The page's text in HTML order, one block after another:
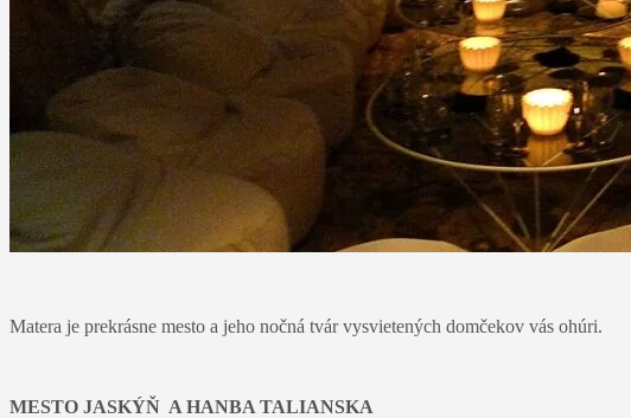
Matera je prekrásne mesto a jeho nočná tvár vysvietených domčekov vás ohúri.
MESTO JASKÝŇ A HANBA TALIANSKA